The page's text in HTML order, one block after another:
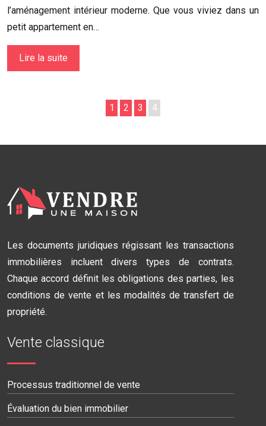
l’aménagement intérieur moderne. Que vous viviez dans un
petit appartement en…
Lire la suite
1 2 3 4
Les documents juridiques régissant les transactions
immobilières incluent divers types de contrats.
Chaque accord définit les obligations des parties, les
conditions de vente et les modalités de transfert de
propriété.
Vente classique
Processus traditionnel de vente
Évaluation du bien immobilier